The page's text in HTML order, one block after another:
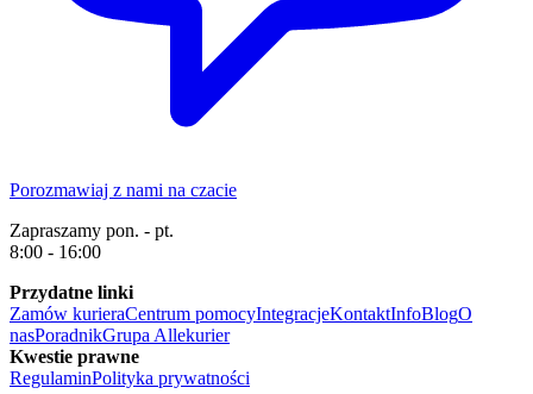
Porozmawiaj z nami na czacie
Zapraszamy pon. - pt.
8:00 - 16:00
Przydatne linki
Zamów kurieraCentrum pomocyIntegracjeKontaktInfoBlogO
nasPoradnikGrupa Allekurier
Kwestie prawne
RegulaminPolityka prywatności